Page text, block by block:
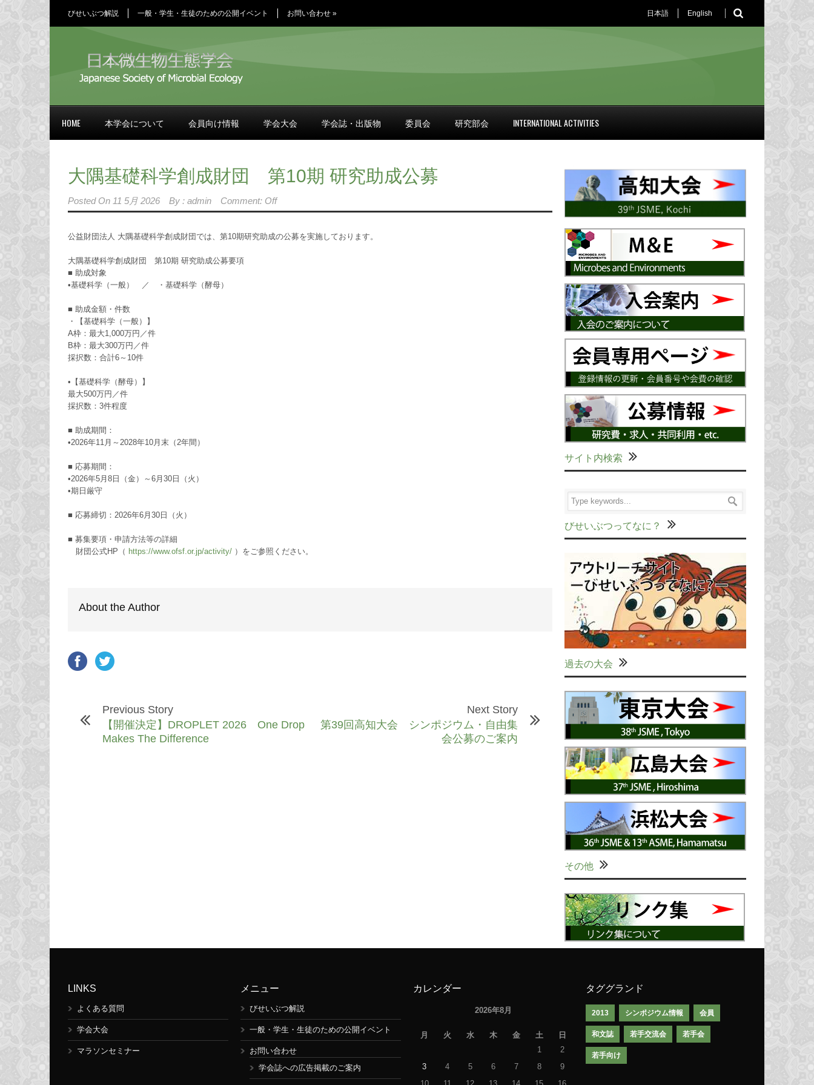
びせいぶつ解説 一般・学生・生徒のための公開イベント お問い合わせ » 日本語 English
HOME 本学会について 会員向け情報 学会大会 学会誌・出版物 委員会 研究部会 INTERNATIONAL ACTIVITIES
大隅基礎科学創成財団 第10期 研究助成公募
Posted On 11 5月 2026 By : admin Comment: Off
公益財団法人 大隅基礎科学創成財団では、第10期研究助成の公募を実施しております。
大隅基礎科学創成財団 第10期 研究助成公募要項
■ 助成対象
•基礎科学（一般） ／ ・基礎科学（酵母）
■ 助成金額・件数
・【基礎科学（一般）】
A枠：最大1,000万円／件
B枠：最大300万円／件
採択数：合計6～10件
•【基礎科学（酵母）】
最大500万円／件
採択数：3件程度
■ 助成期間：
•2026年11月～2028年10月末（2年間）
■ 応募期間：
•2026年5月8日（金）～6月30日（火）
•期日厳守
■ 応募締切：2026年6月30日（火）
■ 募集要項・申請方法等の詳細
財団公式HP（ https://www.ofsf.or.jp/activity/ ）をご参照ください。
About the Author
Previous Story
【開催決定】DROPLET 2026 One Drop
Makes The Difference
Next Story
第39回高知大会 シンポジウム・自由集
会公募のご案内
サイト内検索
びせいぶつってなに？
過去の大会
その他
LINKS
よくある質問
学会大会
マラソンセミナー
メニュー
びせいぶつ解説
一般・学生・生徒のための公開イベント
お問い合わせ
学会誌への広告掲載のご案内
カレンダー
2026年8月
月 火 水 木 金 土
日
1
2
3
4 5 6 7 8
9
タググランド
2013 シンポジウム情報 会員
和文誌 若手交流会 若手会
若手向け